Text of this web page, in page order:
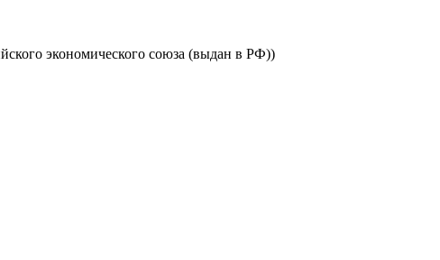
экономического союза (выдан в РФ))